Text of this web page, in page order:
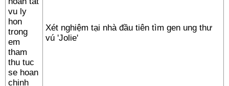
Xét nghiệm tại nhà đầu tiên tìm gen ung thư
vú 'Jolie'